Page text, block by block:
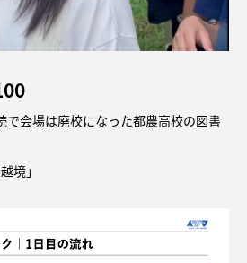
で会場は廃校になった都農高校の図書
境」